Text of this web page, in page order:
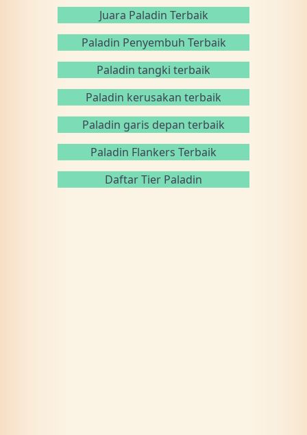
Juara Paladin Terbaik
Paladin Penyembuh Terbaik
Paladin tangki terbaik
Paladin kerusakan terbaik
Paladin garis depan terbaik
Paladin Flankers Terbaik
Daftar Tier Paladin